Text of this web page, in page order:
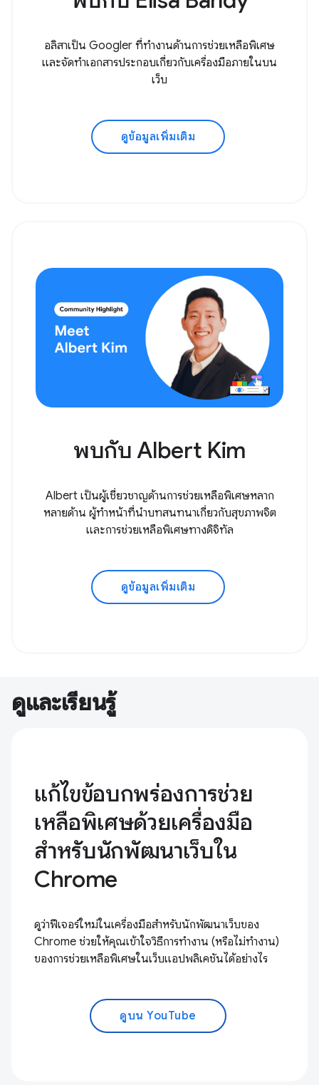
อลิสาเป็น Googler ที่ทำงานด้านการช่วยเหลือพิเศษ
และจัดทำเอกสารประกอบเกี่ยวกับเครื่องมือภายในบน
เว็บ
ดูข้อมูลเพิ่มเติม
พบกับ Albert Kim
Albert เป็นผู้เชี่ยวชาญด้านการช่วยเหลือพิเศษหลาก
หลายด้าน ผู้ทำหน้าที่นำบทสนทนาเกี่ยวกับสุขภาพจิต
และการช่วยเหลือพิเศษทางดิจิทัล
ดูข้อมูลเพิ่มเติม
ดูและเรียนรู้
แก้ไขข้อบกพร่องการช่วย
เหลือพิเศษด้วยเครื่องมือ
สำหรับนักพัฒนาเว็บใน
Chrome
ดูว่าฟีเจอร์ใหม่ในเครื่องมือสำหรับนักพัฒนาเว็บของ
Chrome ช่วยให้คุณเข้าใจวิธีการทํางาน (หรือไม่ทํางาน)
ของการช่วยเหลือพิเศษในเว็บแอปพลิเคชันได้อย่างไร
ดูบน YouTube